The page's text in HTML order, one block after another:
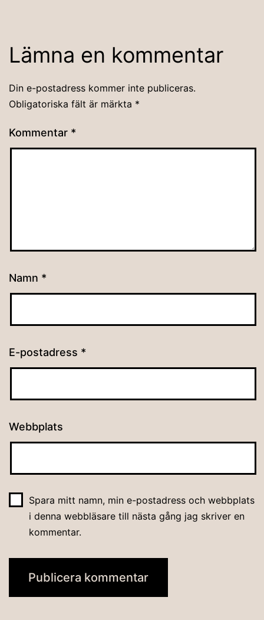
Lämna en kommentar
Din e-postadress kommer inte publiceras.
Obligatoriska fält är märkta *
Kommentar *
Namn *
E-postadress *
Webbplats
Spara mitt namn, min e-postadress och webbplats
i denna webbläsare till nästa gång jag skriver en
kommentar.